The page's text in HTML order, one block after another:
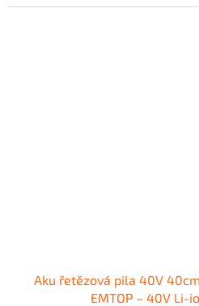
Aku řetězová pila 40V
EMTOP – 40V Li-